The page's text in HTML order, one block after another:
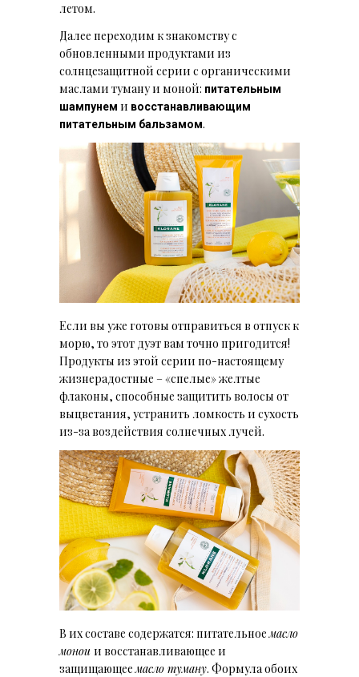
летом.
Далее переходим к знакомству с
обновленными продуктами из
солнцезащитной серии с органическими
маслами туману и моной: питательным
шампунем и восстанавливающим
питательным бальзамом.
Если вы уже готовы отправиться в отпуск к
морю, то этот дуэт вам точно пригодится!
Продукты из этой серии по-настоящему
жизнерадостные – «спелые» желтые
флаконы, способные защитить волосы от
выцветания, устранить ломкость и сухость
из-за воздействия солнечных лучей.
В их составе содержатся: питательноемасло
монои и восстанавливающее и
защищающеемасло туману. Формула обоих